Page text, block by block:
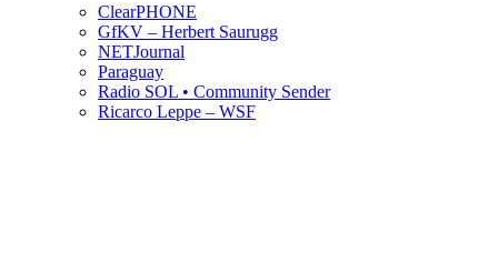
ClearPHONE
GfKV – Herbert Saurugg
NETJournal
Paraguay
Radio SOL • Community Sender
Ricarco Leppe – WSF